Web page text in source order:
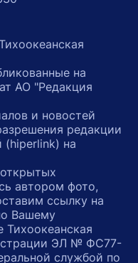
на
АО "Редакция
и новостей
редакции
(hiperlink) на
автором фото,
ссылку на
Вашему
Тихоокеанская
ЭЛ № ФС77-
службой по